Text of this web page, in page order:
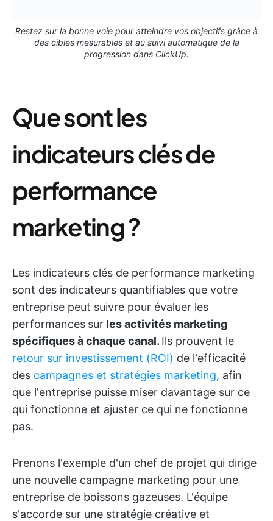
Restez sur la bonne voie pour atteindre vos objectifs grâce à
des cibles mesurables et au suivi automatique de la
progression dans ClickUp.
Que sont les
indicateurs clés de
performance
marketing ?
Les indicateurs clés de performance marketing
sont des indicateurs quantifiables que votre
entreprise peut suivre pour évaluer les
performances sur les activités marketing
spécifiques à chaque canal. Ils prouvent le
retour sur investissement (ROI) de l'efficacité
des campagnes et stratégies marketing, afin
que l'entreprise puisse miser davantage sur ce
qui fonctionne et ajuster ce qui ne fonctionne
pas.
Prenons l'exemple d'un chef de projet qui dirige
une nouvelle campagne marketing pour une
entreprise de boissons gazeuses. L'équipe
s'accorde sur une stratégie créative et